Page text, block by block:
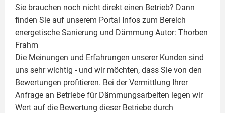
Sie brauchen noch nicht direkt einen Betrieb? Dann
finden Sie auf unserem Portal Infos zum Bereich
energetische Sanierung und Dämmung Autor: Thorben
Frahm
Die Meinungen und Erfahrungen unserer Kunden sind
uns sehr wichtig - und wir möchten, dass Sie von den
Bewertungen profitieren. Bei der Vermittlung Ihrer
Anfrage an Betriebe für Dämmungsarbeiten legen wir
Wert auf die Bewertung dieser Betriebe durch